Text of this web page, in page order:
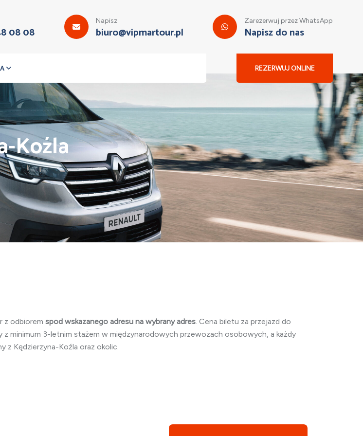
08 08
Napisz
biuro@vipmartour.pl
Zarezerwuj przez WhatsApp
Napisz do nas
REZERWUJ ONLINE
Koźla
z odbiorem spod wskazanego adresu na wybrany adres. Cena biletu za przejazd do
minimum 3-letnim stażem w międzynarodowych przewozach osobowych, a każdy
z Kędzierzyna-Koźla oraz okolic.